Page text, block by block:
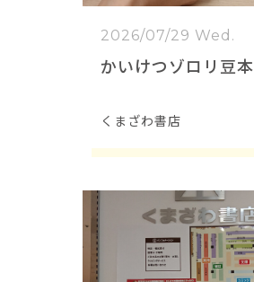
2026/07/29 Wed.
かいけつゾロリ豆本
くまざわ書店